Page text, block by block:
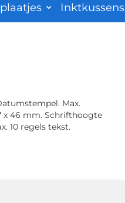
Inktkussens
Max.
x 46 mm. Schrifthoogte
10 regels tekst.